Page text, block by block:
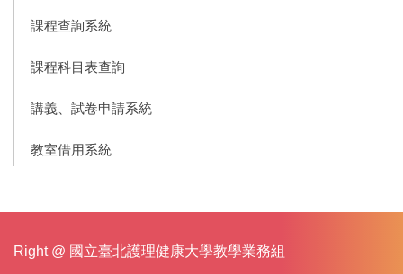
課程查詢系統
課程科目表查詢
講義、試卷申請系統
教室借用系統
Right @ 國立臺北護理健康大學教學業務組